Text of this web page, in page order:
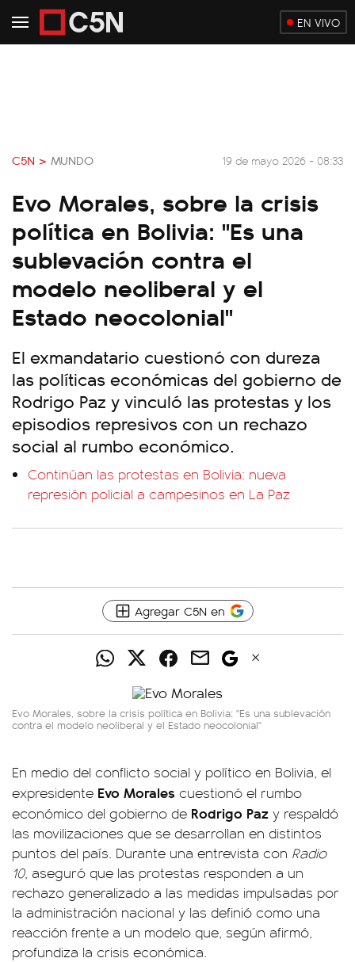
EN VIVO
C5N > MUNDO 19 de mayo 2026 - 08:33
Evo Morales, sobre la crisis
política en Bolivia: "Es una
sublevación contra el
modelo neoliberal y el
Estado neocolonial"
El exmandatario cuestionó con dureza
las políticas económicas del gobierno de
Rodrigo Paz y vinculó las protestas y los
episodios represivos con un rechazo
social al rumbo económico.
Continúan las protestas en Bolivia: nueva
represión policial a campesinos en La Paz
Agregar C5N en
Evo Morales, sobre la crisis política en Bolivia: "Es una sublevación
contra el modelo neoliberal y el Estado neocolonial"
En medio del conflicto social y político en Bolivia, el
expresidente Evo Morales cuestionó el rumbo
económico del gobierno de Rodrigo Paz y respaldó
las movilizaciones que se desarrollan en distintos
puntos del país. Durante una entrevista con Radio
10, aseguró que las protestas responden a un
rechazo generalizado a las medidas impulsadas por
la administración nacional y las definió como una
reacción frente a un modelo que, según afirmó,
profundiza la crisis económica.